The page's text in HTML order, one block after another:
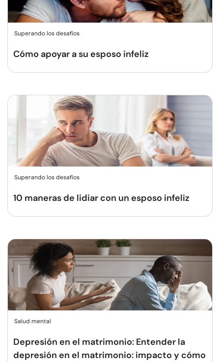
Superando los desafíos
Cómo apoyar a su esposo infeliz
Superando los desafíos
10 maneras de lidiar con un esposo infeliz
Salud mental
Depresión en el matrimonio: Entender la
depresión en el matrimonio: impacto y cómo